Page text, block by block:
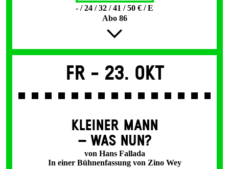
- / 24 / 32 / 41 / 50 € / E
Abo 86
Fr - 23. Okt
KLEINER MANN
– WAS NUN?
von Hans Fallada
In einer Bühnenfassung von Zino Wey